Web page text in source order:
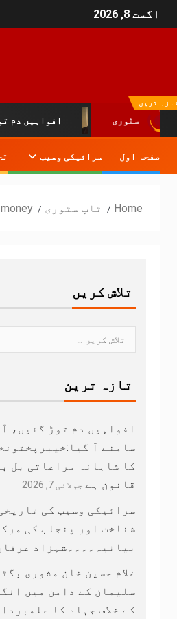
اگست 8, 2026
ترین
سٹوری
افواہیں دم توڑ گئیں، آفیشل
صفحہ اول سرائیکی وسیب
Home ٹاپ سٹوری money
تلاش کریں
تازہ ترین
افواہیں دم توڑ گئیں،
سامنے آ
کا شاہانہ مراعاتی بل
قانون ہے جولائی 7, 2026
سرائیکی وسیب کی
شناخت اور پنجاب کی
بیانیہ۔۔۔۔شہزاد
غلام حسین خان مشوری
سلیمان کے دامن میں
کے خلاف جہاد کا